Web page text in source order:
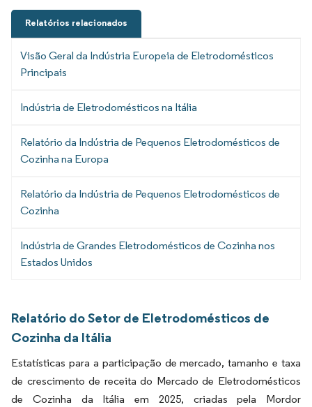
Relatórios relacionados
Visão Geral da Indústria Europeia de Eletrodomésticos
Principais
Indústria de Eletrodomésticos na Itália
Relatório da Indústria de Pequenos Eletrodomésticos de
Cozinha na Europa
Relatório da Indústria de Pequenos Eletrodomésticos de
Cozinha
Indústria de Grandes Eletrodomésticos de Cozinha nos
Estados Unidos
Relatório do Setor de Eletrodomésticos de
Cozinha da Itália
Estatísticas para a participação de mercado, tamanho e taxa
de crescimento de receita do Mercado de Eletrodomésticos
de Cozinha da Itália em 2025, criadas pela Mordor